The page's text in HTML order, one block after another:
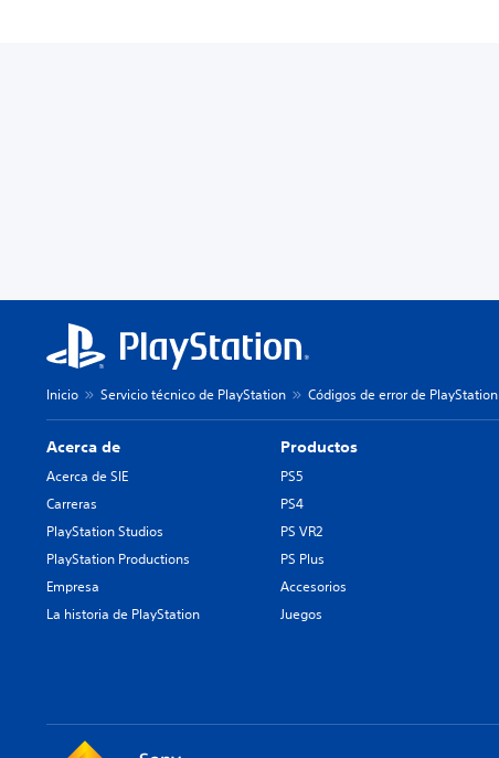
Inicio Servicio técnico de PlayStation Códigos de error de PlayStation
Acerca de
Acerca de SIE
Carreras
PlayStation Studios
PlayStation Productions
Empresa
La historia de PlayStation
Productos
PS5
PS4
PS VR2
PS Plus
Accesorios
Juegos